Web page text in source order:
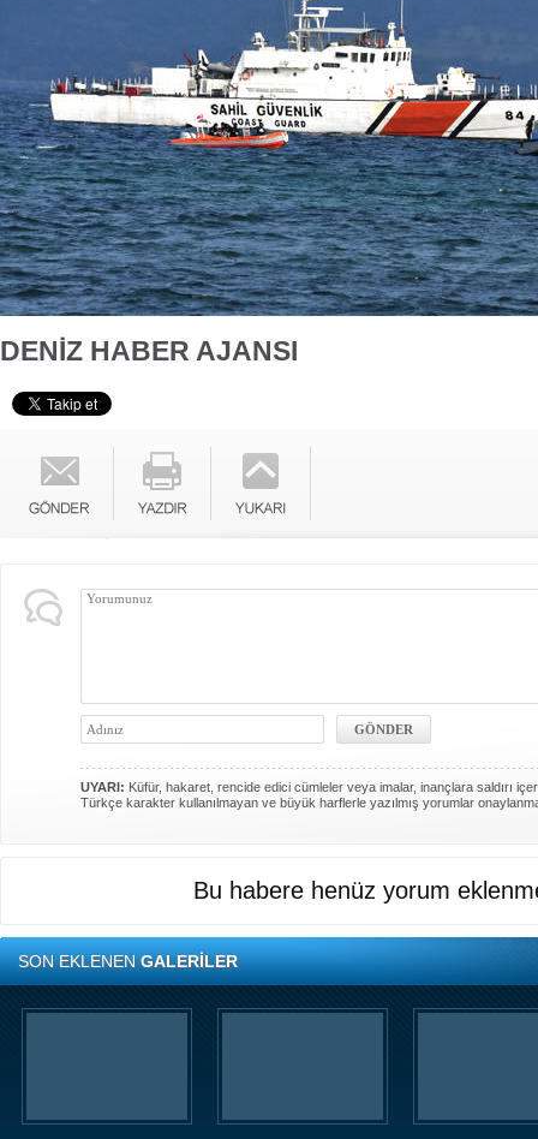
DENİZ HABER AJANSI
UYARI: Küfür, hakaret, rencide edici cümleler veya imalar, inançlara saldırı
Türkçe karakter kullanılmayan ve büyük harflerle yazılmış yorumlar
Bu habere henüz yorum
SON EKLENENGALERİLER